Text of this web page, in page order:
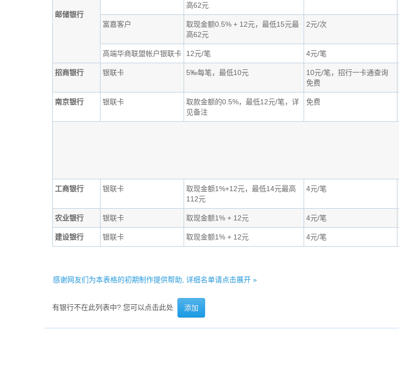
邮储银行
高62元
富嘉客户
取现金额0.5% + 12元，最低15元最
高62元
2元/次
高端华商联盟帐户银联卡 12元/笔 4元/笔
招商银行 银联卡 5‰每笔，最低10元
10元/笔，招行一卡通查询
免费
南京银行 银联卡
取款金额的0.5%，最低12元/笔，详
见备注
免费
工商银行 银联卡
取现金额1%+12元，最低14元最高
112元
4元/笔
农业银行 银联卡 取现金额1% + 12元 4元/笔
建设银行 银联卡 取现金额1% + 12元 4元/笔
感谢网友们为本表格的初期制作提供帮助, 详细名单请点击展开 »
有银行不在此列表中? 您可以点击此处 添加